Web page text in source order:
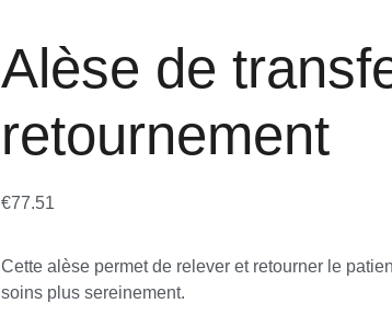
Alèse de
retournement
€77.51
Cette alèse permet de relever et retourner le
soins plus sereinement.